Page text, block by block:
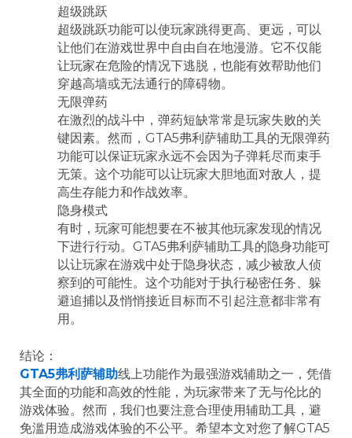
超级跳跃
超级跳跃功能可以使玩家跳得更高、更远，可以
让他们在游戏世界中自由自在地漫游。它不仅能
让玩家在危险的情况下逃脱，也能有效帮助他们
穿越高墙或无法通行的障碍物。
无限弹药
在激烈的战斗中，弹药短缺常常是玩家失败的关
键因素。然而，GTA5弗利萨辅助工具的无限弹药
功能可以保证玩家永远不会因为子弹耗尽而束手
无策。这个功能可以让玩家大胆地面对敌人，提
高生存能力和作战效率。
隐身模式
有时，玩家可能想要在不被其他玩家发现的情况
下进行行动。GTA5弗利萨辅助工具的隐身功能可
以让玩家在游戏中处于隐身状态，减少被敌人侦
察到的可能性。这个功能对于执行秘密任务、躲
避追捕以及悄悄接近目标而不引起注意都非常有
用。
结论：
GTA5弗利萨辅助线上功能作为最强游戏辅助之一，凭借
其全面的功能和高效的性能，为玩家带来了无与伦比的
游戏体验。然而，我们也要注意合理使用辅助工具，避
免滥用造成游戏体验的不公平。希望本文对您了解GTA5